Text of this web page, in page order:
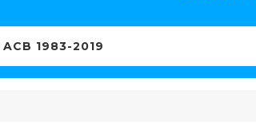
ACB 1983-2019